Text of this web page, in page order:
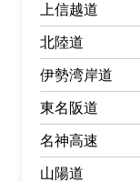
上信越道
北陸道
伊勢湾岸道
東名阪道
名神高速
山陽道